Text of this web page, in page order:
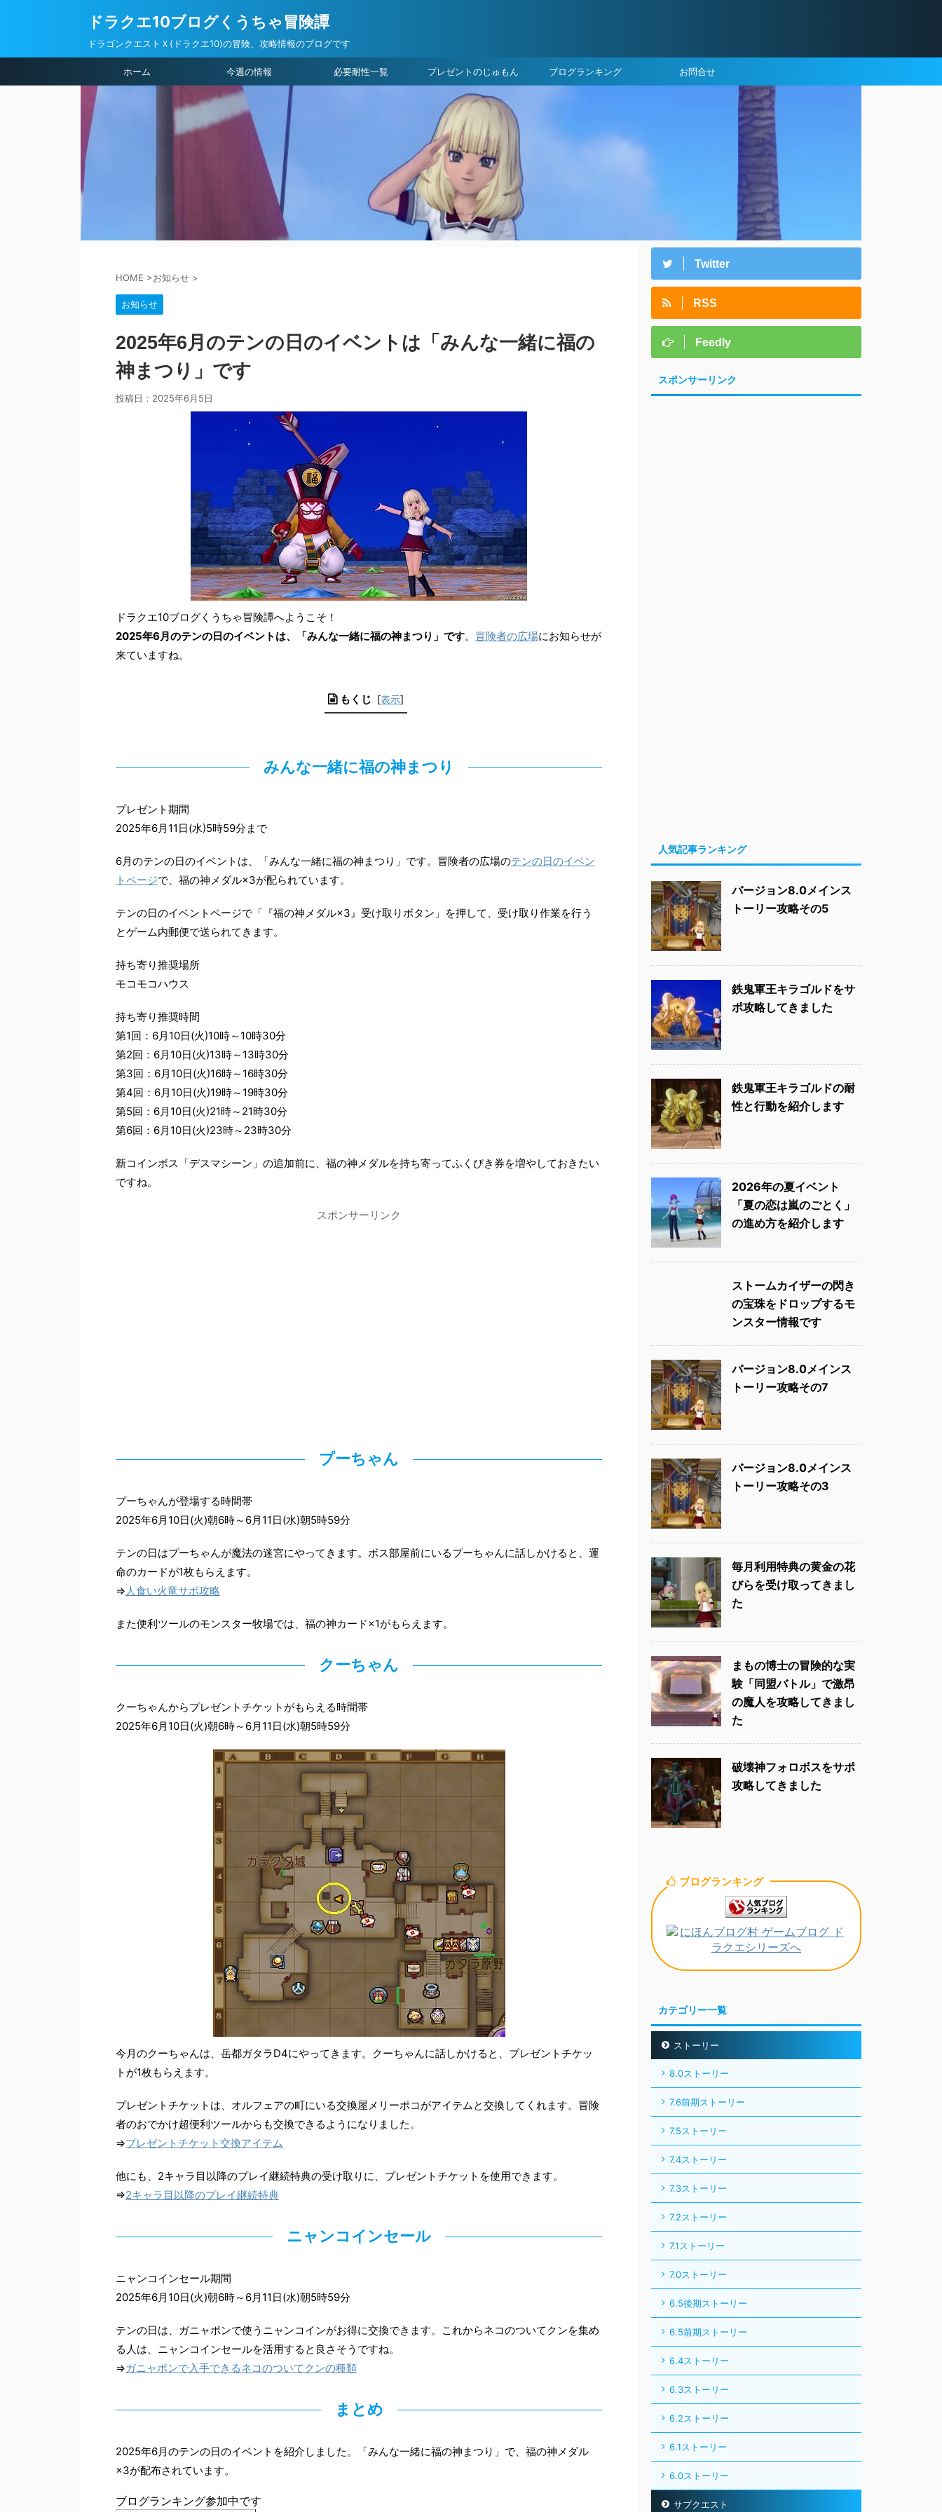
ドラクエ10ブログくうちゃ冒険譚
ドラゴンクエストＸ(ドラクエ10)の冒険、攻略情報のブログです
ホーム 今週の情報 必要耐性一覧 プレゼントのじゅもん ブログランキング お問合せ
HOME >お知らせ >
お知らせ
2025年6月のテンの日のイベントは「みんな一緒に福の
神まつり」です
投稿日： 2025年6月5日
ドラクエ10ブログくうちゃ冒険譚へようこそ！
2025年6月のテンの日のイベントは、「みんな一緒に福の神まつり」です。 冒険者の広場にお知らせが
来ていますね。
もくじ [表示]
みんな一緒に福の神まつり
プレゼント期間
2025年6月11日(水)5時59分まで
6月のテンの日のイベントは、「みんな一緒に福の神まつり」です。冒険者の広場のテンの日のイベン
トページで、福の神メダル×3が配られています。
テンの日のイベントページで「『福の神メダル×3』受け取りボタン」を押して、受け取り作業を行う
とゲーム内郵便で送られてきます。
持ち寄り推奨場所
モコモコハウス
持ち寄り推奨時間
第1回：6月10日(火)10時～10時30分
第2回：6月10日(火)13時～13時30分
第3回：6月10日(火)16時～16時30分
第4回：6月10日(火)19時～19時30分
第5回：6月10日(火)21時～21時30分
第6回：6月10日(火)23時～23時30分
新コインボス「デスマシーン」の追加前に、福の神メダルを持ち寄ってふくびき券を増やしておきたい
ですね。
スポンサーリンク
プーちゃん
プーちゃんが登場する時間帯
2025年6月10日(火)朝6時～6月11日(水)朝5時59分
テンの日はプーちゃんが魔法の迷宮にやってきます。ボス部屋前にいるプーちゃんに話しかけると、運
命のカードが1枚もらえます。
⇒ 人食い火竜サポ攻略
また便利ツールのモンスター牧場では、福の神カード×1がもらえます。
クーちゃん
クーちゃんからプレゼントチケットがもらえる時間帯
2025年6月10日(火)朝6時～6月11日(水)朝5時59分
今月のクーちゃんは、岳都ガタラD4にやってきます。クーちゃんに話しかけると、プレゼントチケッ
トが1枚もらえます。
プレゼントチケットは、オルフェアの町にいる交換屋メリーポコがアイテムと交換してくれます。冒険
者のおでかけ超便利ツールからも交換できるようになりました。
⇒プレゼントチケット交換アイテム
他にも、2キャラ目以降のプレイ継続特典の受け取りに、プレゼントチケットを使用できます。
⇒2キャラ目以降のプレイ継続特典
ニャンコインセール
ニャンコインセール期間
2025年6月10日(火)朝6時～6月11日(水)朝5時59分
テンの日は、ガニャポンで使うニャンコインがお得に交換できます。これからネコのついてクンを集め
る人は、ニャンコインセールを活用すると良さそうですね。
⇒ガニャポンで入手できるネコのついてクンの種類
まとめ
2025年6月のテンの日のイベントを紹介しました。「みんな一緒に福の神まつり」で、福の神メダル
×3が配布されています。
ブログランキング参加中です
Twitter
RSS
Feedly
スポンサーリンク
人気記事ランキング
バージョン8.0メインス
トーリー攻略その5
鉄鬼軍王キラゴルドをサ
ポ攻略してきました
鉄鬼軍王キラゴルドの耐
性と行動を紹介します
2026年の夏イベント
「夏の恋は嵐のごとく」
の進め方を紹介します
ストームカイザーの閃き
の宝珠をドロップするモ
ンスター情報です
バージョン8.0メインス
トーリー攻略その7
バージョン8.0メインス
トーリー攻略その3
毎月利用特典の黄金の花
びらを受け取ってきまし
た
まもの博士の冒険的な実
験「同盟バトル」で激昂
の魔人を攻略してきまし
た
破壊神フォロボスをサポ
攻略してきました
ブログランキング
カテゴリー一覧
ストーリー
8.0ストーリー
7.6前期ストーリー
7.5ストーリー
7.4ストーリー
7.3ストーリー
7.2ストーリー
7.1ストーリー
7.0ストーリー
6.5後期ストーリー
6.5前期ストーリー
6.4ストーリー
6.3ストーリー
6.2ストーリー
6.1ストーリー
6.0ストーリー
サブクエスト